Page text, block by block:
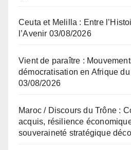
Ceuta et Melilla : Entre
l’Avenir 03/08/2026
Vient de paraître :
démocratisation en Afrique
03/08/2026
Maroc / Discours du Trône :
acquis, résilience
souveraineté stratégique